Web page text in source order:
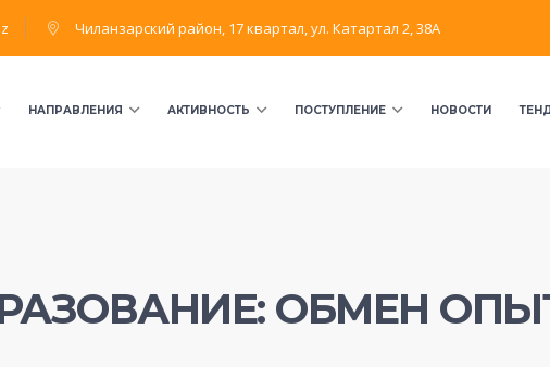
Чиланзарский район, 17 квартал, ул. Катартал 2, 38А
НАПРАВЛЕНИЯ АКТИВНОСТЬ ПОСТУПЛЕНИЕ НОВОСТИ
ОБМЕН